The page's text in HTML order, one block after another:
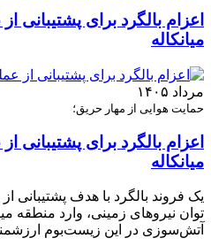
اعزام بالگرد برای پشتیبانی
میانکاله
مرداد ۱۴۰۵
حمایت هوایی از مهار حریق؛
اعزام بالگرد برای پشتیبانی
میانکاله
یک فروند بالگرد با هدف پشتیبانی
توان نیروهای زمینی، وارد منطقه
آتش‌سوزی در این زیست‌بوم